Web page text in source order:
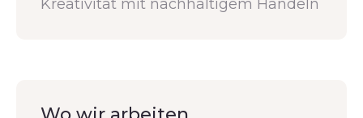
Kreativität mit nachhaltigem Handeln